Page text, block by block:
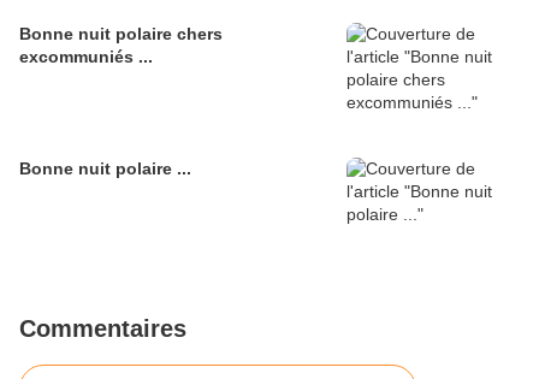
Bonne nuit polaire chers
excommuniés ...
Bonne nuit polaire ...
Commentaires